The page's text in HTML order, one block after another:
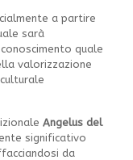
a partire
sarà
quale
valorizzazione
Angelus del
significativo
da